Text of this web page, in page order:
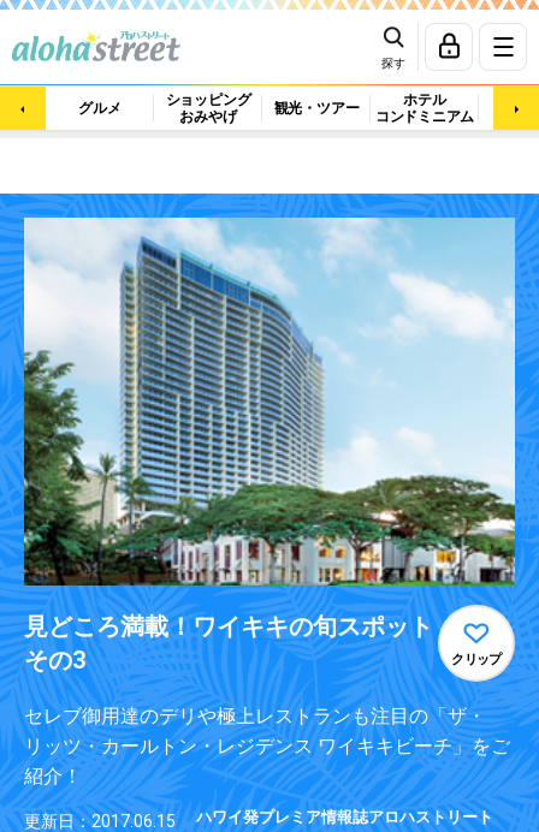
探す
グルメ
ショッピング
おみやげ
観光・ツアー
ホテル
コンドミニアム
マッ
見どころ満載！ワイキキの旬スポット
その3
クリップ
セレブ御用達のデリや極上レストランも注目の「ザ・
リッツ・カールトン・レジデンス ワイキキビーチ」をご
紹介！
更新日：2017.06.15 ハワイ発プレミア情報誌アロハストリート